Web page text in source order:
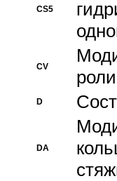
CS5
CV
D
DA